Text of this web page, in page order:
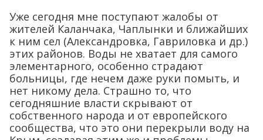
Уже сегодня мне поступают жалобы от
жителей Каланчака, Чаплынки и ближайших
к ним сел (Александровка, Гавриловка и др.)
этих районов. Воды не хватает для самого
элементарного, особенно страдают
больницы, где нечем даже руки помыть, и
нет никому дела. Страшно то, что
сегодняшние власти скрывают от
собственного народа и от европейского
сообщества, что это они перекрыли воду на